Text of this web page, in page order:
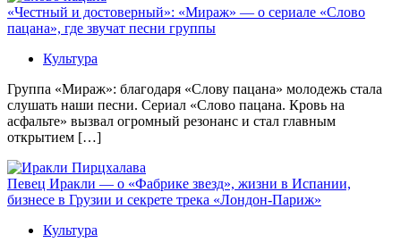
«Честный и достоверный»: «Мираж» — о сериале «Слово
пацана», где звучат песни группы
Культура
Группа «Мираж»: благодаря «Слову пацана» молодежь стала
слушать наши песни. Сериал «Слово пацана. Кровь на
асфальте» вызвал огромный резонанс и стал главным
открытием […]
Певец Иракли — о «Фабрике звезд», жизни в Испании,
бизнесе в Грузии и секрете трека «Лондон-Париж»
Культура